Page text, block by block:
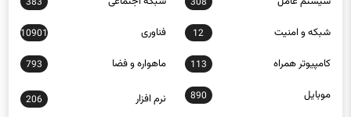
شبكه و امنيت 12 فناوری 10901
كامپيوتر همراه 113 ماهواره و فضا 793
موبايل 890
206
وب و اينترنت 307